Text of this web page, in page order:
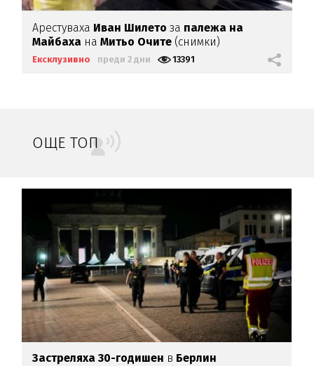
Арестуваха Иван Шилетоза палежа на
Майбаха наМитьо Очите (снимки)
Ексклузивно преди 2 дни 13391
ОЩЕ ТОП
Застреляха 30-годишен в Берлин